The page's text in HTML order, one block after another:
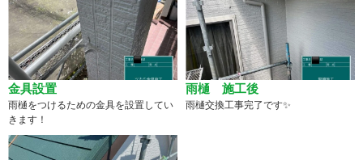
金具設置
雨樋をつけるための金具を設置してい
きます！
雨樋 施工後
雨樋交換工事完了です✨